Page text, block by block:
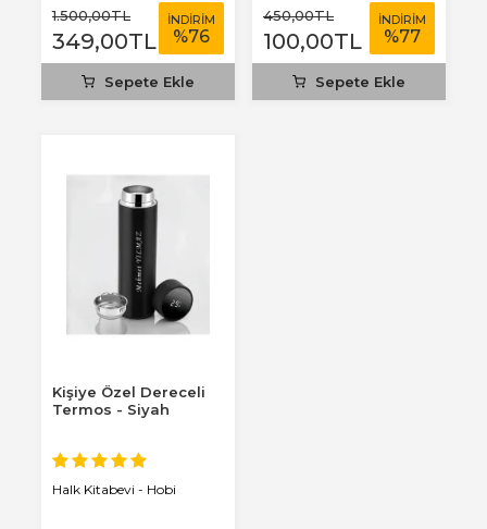
Tolstoy
1.500,00TL
349,00TL
İNDİRİM
%76
Sepete Ekle
450,00TL
100,00TL
İNDİRİM
%77
Sepete Ekle
Kişiye Özel Dereceli
Termos - Siyah
Halk Kitabevi - Hobi